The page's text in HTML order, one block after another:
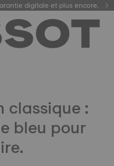
digitale et plus encore.
classique :
bleu pour